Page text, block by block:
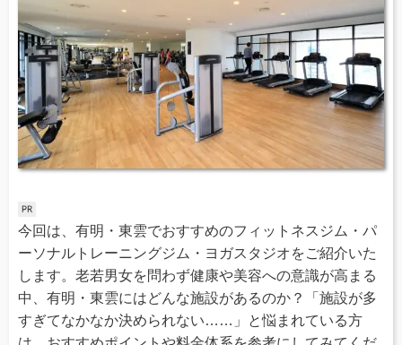
今回は、有明・東雲でおすすめのフィットネスジム・パ
ーソナルトレーニングジム・ヨガスタジオをご紹介いた
します。老若男女を問わず健康や美容への意識が高まる
中、有明・東雲にはどんな施設があるのか？「施設が多
すぎてなかなか決められない……」と悩まれている方